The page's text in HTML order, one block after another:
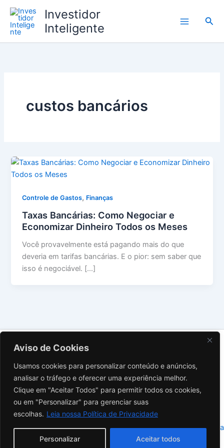
Aviso de Cookies
Usamos cookies para personalizar conteúdo e anúncios,
analisar o tráfego e oferecer uma experiência melhor.
Clique em "Aceitar Todos" para permitir todos os cookies,
ou em "Personalizar" para gerenciar suas
escolhas. Leia nossa Política de Privacidade
Personalizar Aceitar todos
para
conteúdo
Investidor
Inteligente
custos bancários
Controle de Gastos, Finanças
Taxas Bancárias: Como Negociar e
Economizar Dinheiro Todos os Meses
Você provavelmente está pagando mais do que
deveria em tarifas bancárias. E o pior: sem saber que
isso é negociável. […]
Política de Privacidade
Termos de Uso
Aviso Legal
Instagram
Copyright © 2026 Investidor Inteligente | Powered byTema Astra
para WordPress